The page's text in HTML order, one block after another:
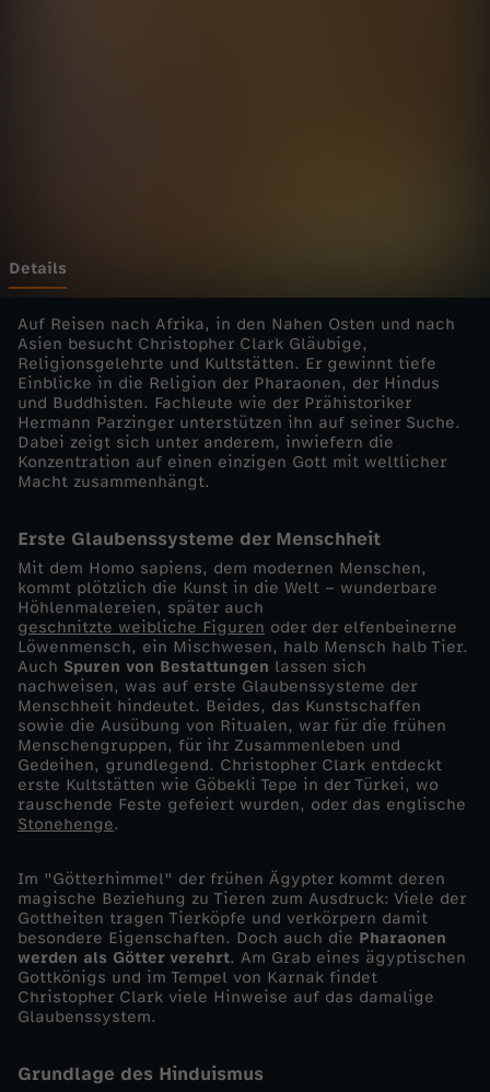
e
r
-
W
e
l
t
g
e
s
c
i
c
h
t
Details
Auf Reisen nach Afrika, in den Nahen Osten und nach
Asien besucht Christopher Clark Gläubige,
Religionsgelehrte und Kultstätten. Er gewinnt tiefe
Einblicke in die Religion der Pharaonen, der Hindus
und Buddhisten. Fachleute wie der Prähistoriker
Hermann Parzinger unterstützen ihn auf seiner Suche.
Dabei zeigt sich unter anderem, inwiefern die
Konzentration auf einen einzigen Gott mit weltlicher
Macht zusammenhängt.
Erste Glaubenssysteme der Menschheit
Mit dem Homo sapiens, dem modernen Menschen,
kommt plötzlich die Kunst in die Welt – wunderbare
Höhlenmalereien, später auch
geschnitzte weibliche Figuren oder der elfenbeinerne
Löwenmensch, ein Mischwesen, halb Mensch halb Tier.
Auch Spuren von Bestattungen lassen sich
nachweisen, was auf erste Glaubenssysteme der
Menschheit hindeutet. Beides, das Kunstschaffen
sowie die Ausübung von Ritualen, war für die frühen
Menschengruppen, für ihr Zusammenleben und
Gedeihen, grundlegend. Christopher Clark entdeckt
erste Kultstätten wie Göbekli Tepe in der Türkei, wo
rauschende Feste gefeiert wurden, oder das englische
Stonehenge.
Im "Götterhimmel" der frühen Ägypter kommt deren
magische Beziehung zu Tieren zum Ausdruck: Viele der
Gottheiten tragen Tierköpfe und verkörpern damit
besondere Eigenschaften. Doch auch die Pharaonen
werden als Götter verehrt. Am Grab eines ägyptischen
Gottkönigs und im Tempel von Karnak findet
Christopher Clark viele Hinweise auf das damalige
Glaubenssystem.
Grundlage des Hinduismus